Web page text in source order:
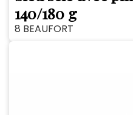
140/180 g
8 BEAUFORT